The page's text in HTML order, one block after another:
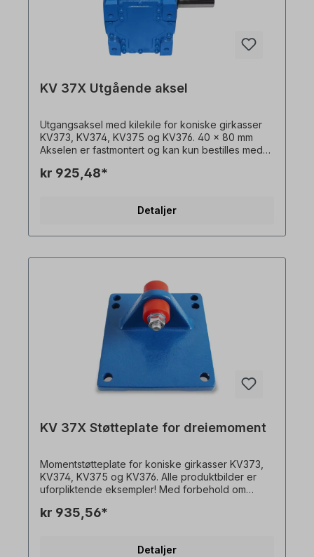
KV 37X Utgående aksel
Utgangsaksel med kilekile for koniske girkasser
KV373, KV374, KV375 og KV376. 40 x 80 mm
Akselen er fastmontert og kan kun bestilles med
(basert på monteringsposisjon M1). Alle
kr 925,48*
Detaljer
KV 37X Støtteplate for dreiemoment
Momentstøtteplate for koniske girkasser KV373,
KV374, KV375 og KV376. Alle produktbilder er
uforpliktende eksempler! Med forbehold om
kr 935,56*
Detaljer